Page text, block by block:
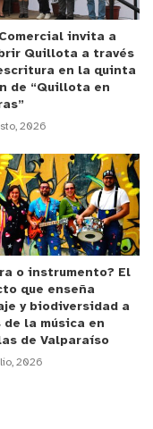
regresando a las
nueva versión de
invita a
Quillota a través
en la quinta
de “Quillota en
2026
o instrumento? El
que enseña
y biodiversidad a
de la música en
de Valparaíso
2026